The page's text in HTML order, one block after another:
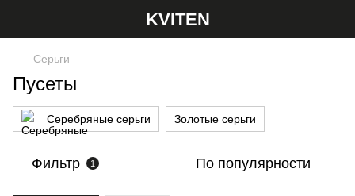
KVITEN
Серьги
Пусеты
Серебряные серьги Золотые серьги
Фильтр 1 По популярности